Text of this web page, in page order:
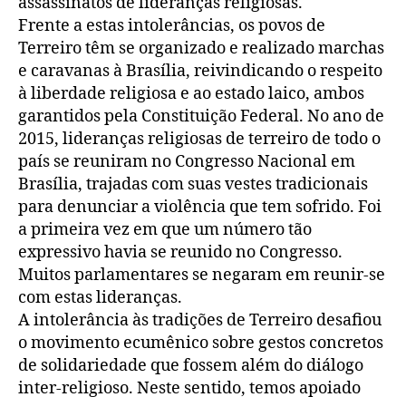
Frente a estas intolerâncias, os povos de
Terreiro têm se organizado e realizado marchas
e caravanas à Brasília, reivindicando o respeito
à liberdade religiosa e ao estado laico, ambos
garantidos pela Constituição Federal. No ano de
2015, lideranças religiosas de terreiro de todo o
país se reuniram no Congresso Nacional em
Brasília, trajadas com suas vestes tradicionais
para denunciar a violência que tem sofrido. Foi
a primeira vez em que um número tão
expressivo havia se reunido no Congresso.
Muitos parlamentares se negaram em reunir-se
com estas lideranças.
A intolerância às tradições de Terreiro desafiou
o movimento ecumênico sobre gestos concretos
de solidariedade que fossem além do diálogo
inter-religioso. Neste sentido, temos apoiado